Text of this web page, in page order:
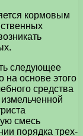
кормовым
следующее
на основе этого
средства
смесь
порядка трех-